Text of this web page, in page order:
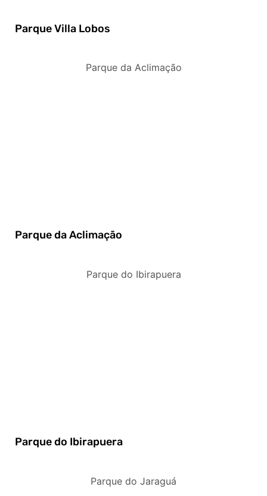
Parque Villa Lobos
Parque da Aclimação
Parque da Aclimação
Parque do Ibirapuera
Parque do Ibirapuera
Parque do Jaraguá